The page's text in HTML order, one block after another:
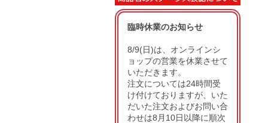
臨時休業のお知らせ
8/9(日)は、オンラインシ
ョップの営業を休業させて
いただきます。
注文については24時間受
け付けておりますが、いた
だいた注文およびお問い合
わせは8月10日以降に順次